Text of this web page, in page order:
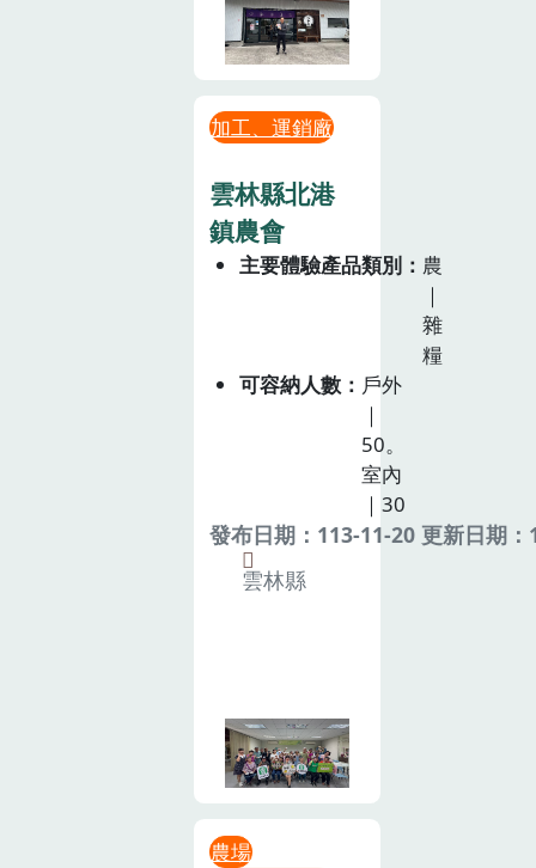
加工、運銷廠
雲林縣北港
鎮農會
主要體驗產品類別
農
｜
雜
糧
可容納人數
戶外
｜
50。
室內
｜30
發布日期：113-11-20 更新日期
雲林縣
農場